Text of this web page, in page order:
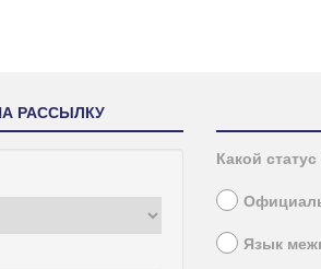
РАССЫЛКУ
Какой
Язык